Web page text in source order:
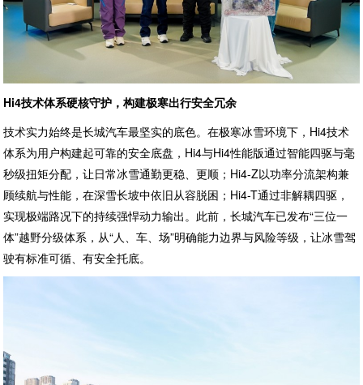
Hi4技术体系硬核守护，构建极寒出行安全冗余
技术实力始终是长城汽车最坚实的底色。在极寒冰雪环境下，Hi4技术
体系为用户构建起可靠的安全底盘，Hi4与Hi4性能版通过智能四驱与毫
秒级扭矩分配，让日常冰雪通勤更稳、更顺；Hi4-Z以功率分流架构兼
顾续航与性能，在深雪长坡中依旧从容脱困；Hi4-T通过非解耦四驱，
实现极端路况下的持续强悍动力输出。此前，长城汽车已发布“三位一
体”越野分级体系，从“人、车、场”明确能力边界与风险等级，让冰雪驾
驶有标准可循、有安全托底。